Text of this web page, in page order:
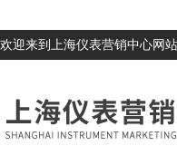
欢迎来到上海仪表营销中心网